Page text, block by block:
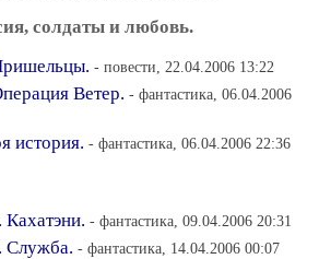
солдаты и любовь.
- повести, 22.04.2006 13:22
Ветер. - фантастика, 06.04.2006
история. - фантастика, 06.04.2006 22:36
- фантастика, 09.04.2006 20:31
Служба. - фантастика, 14.04.2006 00:07